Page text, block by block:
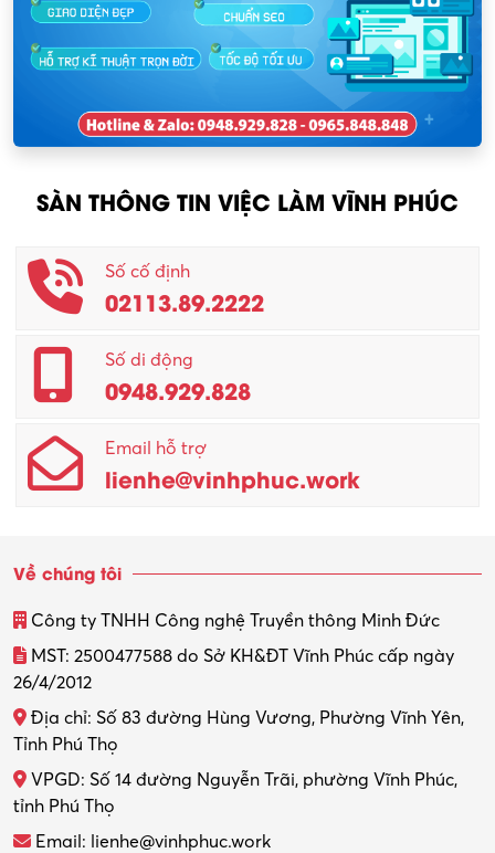
Nhân sự
Nhân viên kinh doanh
Nhân viên thu mua
Nhân viên CSKH
Phục vụ khác
Promotion Girl (PG)
Quản lý – Giám đốc
Quản lý chất lượng – QC
Quản lý sản xuất
Quản trị kinh doanh
Thiết kế
Thiết kế nội thất
Thợ máy – Ô tô – Xe máy
Thực tập
KCN Lập Thạch I
KCN Sông Lô I
KCN Tam Dương
SÀN THÔNG TIN VIỆC LÀM VĨNH PHÚC
Số cố định
02113.89.2222
Số di động
0948.929.828
Email hỗ trợ
lienhe@vinhphuc.work
Về chúng tôi
Công ty TNHH Công nghệ Truyền thông Minh Đức
MST: 2500477588 do Sở KH&ĐT Vĩnh Phúc cấp ngày
26/4/2012
Địa chỉ: Số 83 đường Hùng Vương, Phường Vĩnh Yên,
Tỉnh Phú Thọ
VPGD: Số 14 đường Nguyễn Trãi, phường Vĩnh Phúc,
tỉnh Phú Thọ
Email: lienhe@vinhphuc.work